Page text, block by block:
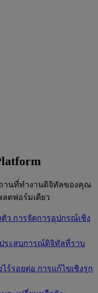
านที่ทำงานดิจิทัลของคุณ
ตฟอร์มเดียว
ว การจัดการอุปกรณ์เชิง
ประสบการณ์ดิจิทัลที่ราบ
ร้รอยต่อ การแก้ไขเชิงรุก